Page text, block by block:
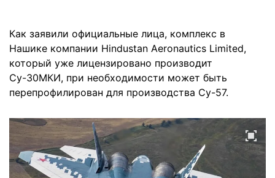
Как заявили официальные лица, комплекс в
Нашике компании Hindustan Aeronautics Limited,
который уже лицензировано производит
Су-30МКИ, при необходимости может быть
перепрофилирован для производства Су-57.